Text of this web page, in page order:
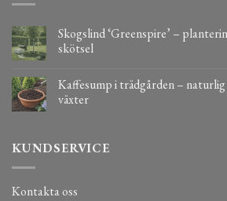
Skogslind ‘Greenspire’ –
skötsel
Kaffesump i trädgården –
växter
KUNDSERVICE
Kontakta oss